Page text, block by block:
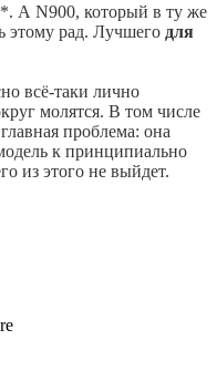
А N900, который в ту же
этому рад. Лучшего для
всё-таки лично
молятся. В том числе
проблема: она
к принципиально
из этого не выйдет.